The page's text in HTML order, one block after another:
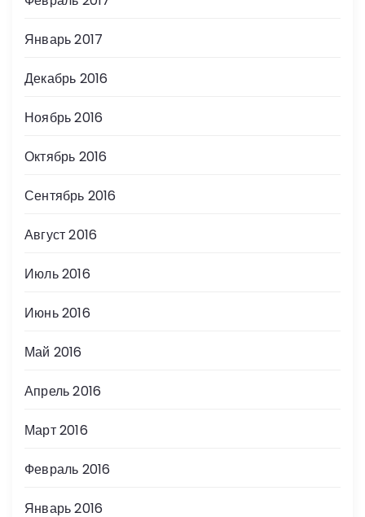
Январь 2017
Декабрь 2016
Ноябрь 2016
Октябрь 2016
Сентябрь 2016
Август 2016
Июль 2016
Июнь 2016
Май 2016
Апрель 2016
Март 2016
Февраль 2016
Январь 2016